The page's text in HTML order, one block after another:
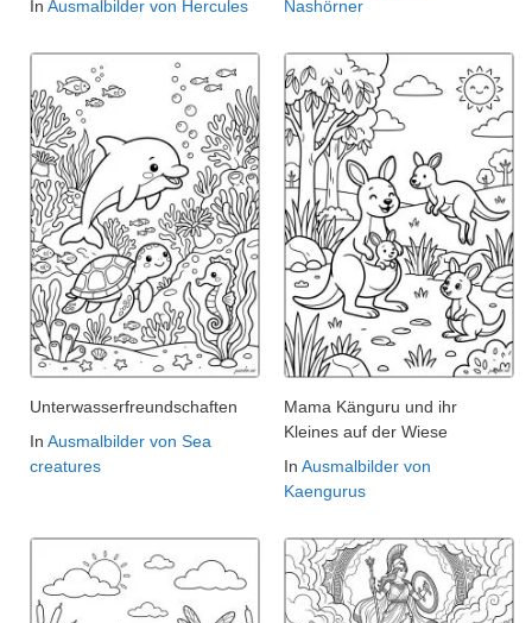
In Ausmalbilder von Hercules
Nashörner
Unterwasserfreundschaften
In Ausmalbilder von Sea
creatures
Mama Känguru und ihr
Kleines auf der Wiese
In Ausmalbilder von
Kaengurus